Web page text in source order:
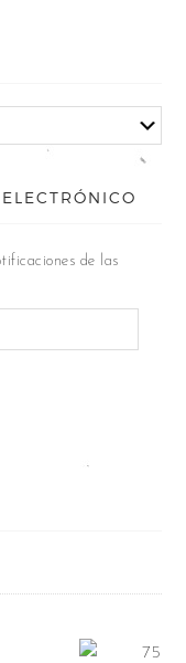
de las